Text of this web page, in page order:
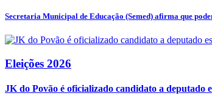
Secretaria Municipal de Educação (Semed) afirma que
Eleições 2026
JK do Povão é oficializado candidato a